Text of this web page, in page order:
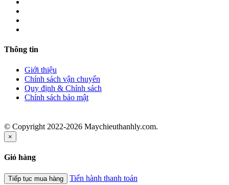
Thông tin
Giới thiệu
Chính sách vận chuyển
Quy định & Chính sách
Chính sách bảo mật
© Copyright 2022-2026 Maychieuthanhly.com.
×
Giỏ hàng
Tiếp tục mua hàng Tiến hành thanh toán